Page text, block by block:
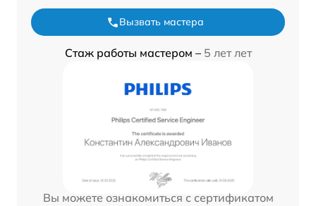
Вызвать мастера
Стаж работы мастером – 5 лет лет
Вы можете ознакомиться с сертификатом